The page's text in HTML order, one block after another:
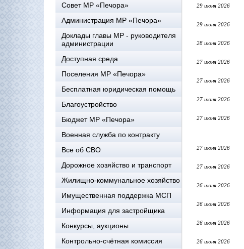
Совет МР «Печора»
Администрация МР «Печора»
Доклады главы МР - руководителя
администрации
Доступная среда
Поселения МР «Печора»
Бесплатная юридическая помощь
Благоустройство
Бюджет МР «Печора»
Военная служба по контракту
Все об СВО
Дорожное хозяйство и транспорт
Жилищно-коммунальное хозяйство
Имущественная поддержка МСП
Информация для застройщика
Конкурсы, аукционы
Контрольно-счётная комиссия
29 июня 2026
29 июня 2026
28 июня 2026
27 июня 2026
27 июня 2026
27 июня 2026
27 июня 2026
27 июня 2026
27 июня 2026
26 июня 2026
26 июня 2026
26 июня 2026
26 июня 2026